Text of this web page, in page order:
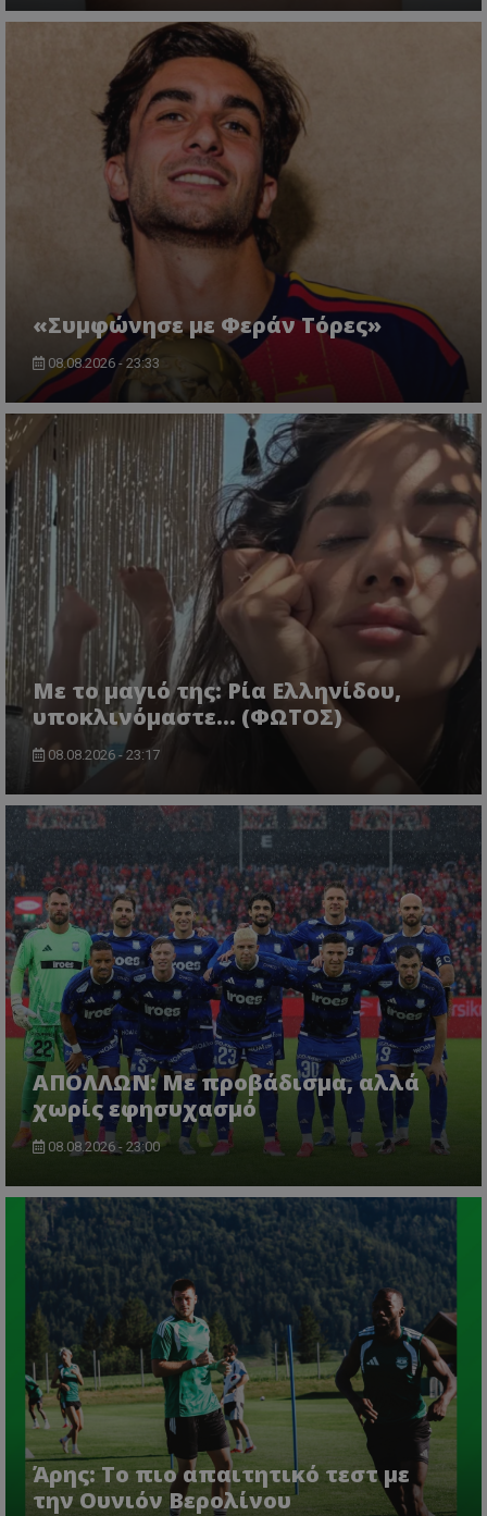
«Συμφώνησε με Φεράν Τόρες»
08.08.2026 - 23:33
Με το μαγιό της: Ρία Ελληνίδου,
υποκλινόμαστε… (ΦΩΤΟΣ)
08.08.2026 - 23:17
ΑΠΟΛΛΩΝ: Με προβάδισμα, αλλά
χωρίς εφησυχασμό
08.08.2026 - 23:00
Άρης: Το πιο απαιτητικό τεστ με
την Ουνιόν Βερολίνου